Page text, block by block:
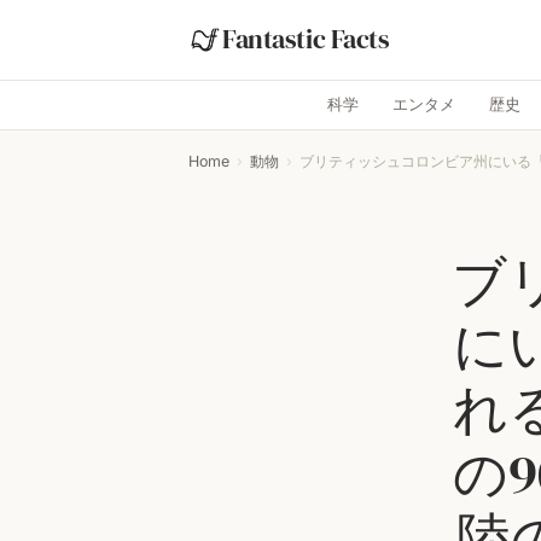
Fantastic Facts
科学 エンタメ 歴史
Home › 動物 › ブリティッシュコロンビア州にい
ブ
に
れ
の